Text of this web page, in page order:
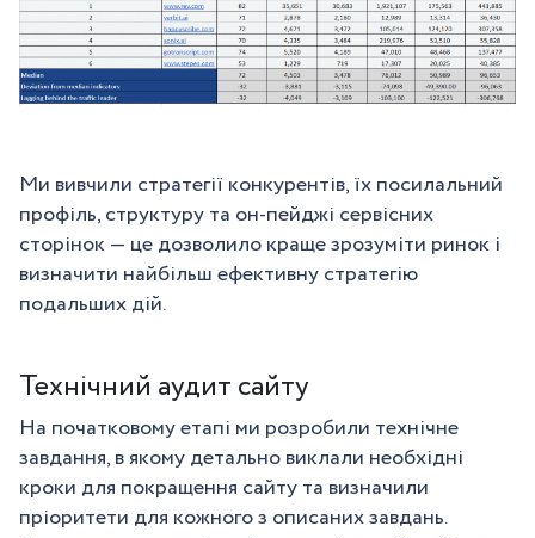
Ми вивчили стратегії конкурентів, їх посилальний
профіль, структуру та он-пейджі сервісних
сторінок — це дозволило краще зрозуміти ринок і
визначити найбільш ефективну стратегію
подальших дій.
Технічний аудит сайту
На початковому етапі ми розробили технічне
завдання, в якому детально виклали необхідні
кроки для покращення сайту та визначили
пріоритети для кожного з описаних завдань.